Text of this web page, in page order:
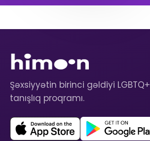
Şəxsiyyətin birinci gəldiyi LGBTQ+
tanışlıq proqramı.